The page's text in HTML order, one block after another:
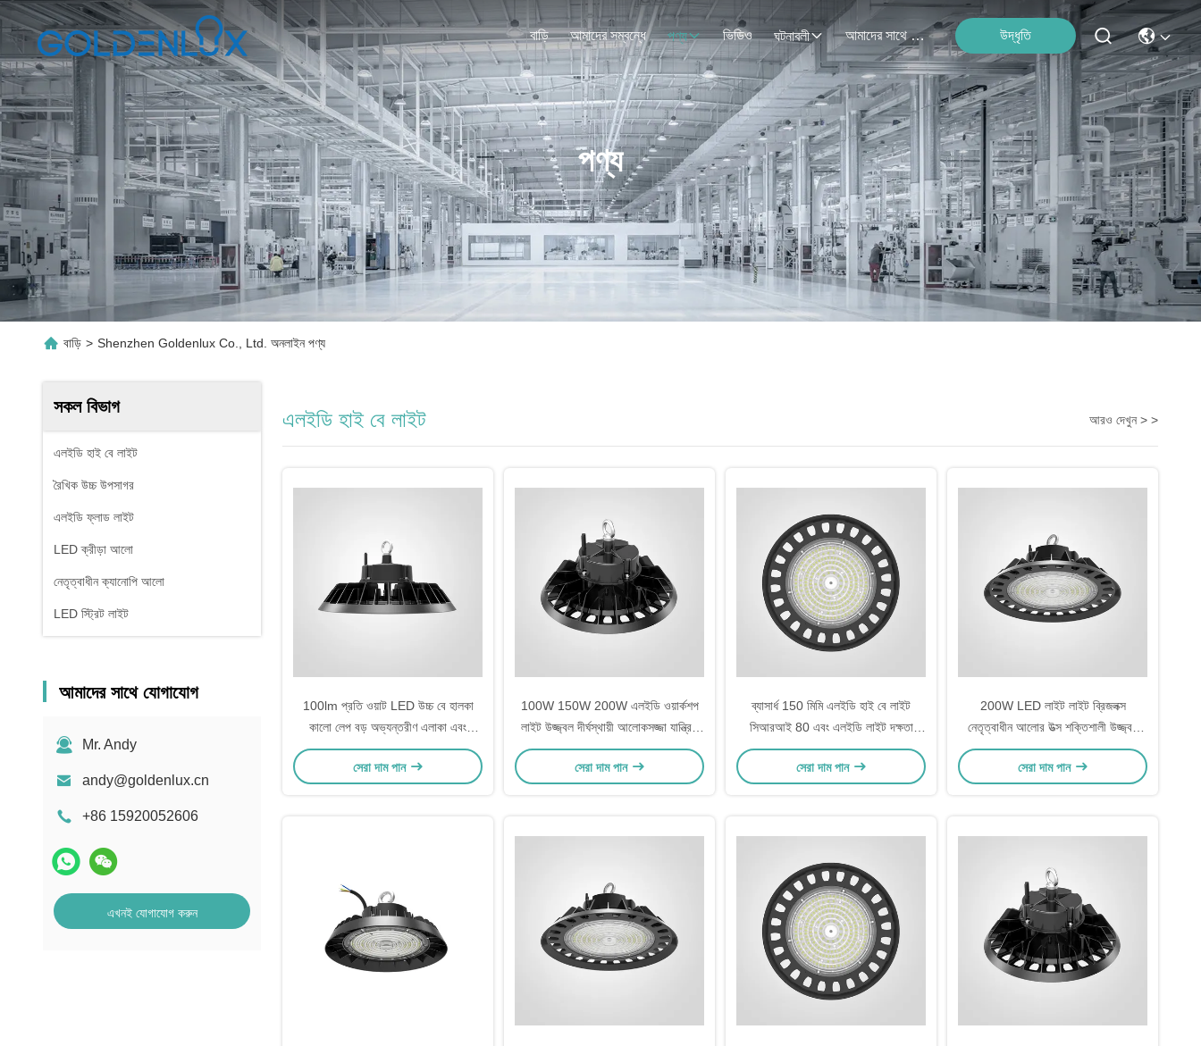
বাড়ি আমাদের সম্বন্ধে পণ্য ভিডিও ঘটনাবলী আমাদের সাথে যোগাযোগ উদ্ধৃতি
পণ্য
বাড়ি > Shenzhen Goldenlux Co., Ltd. অনলাইন পণ্য
সকল বিভাগ
এলইডি হাই বে লাইট
রৈখিক উচ্চ উপসাগর
এলইডি ফ্লাড লাইট
LED ক্রীড়া আলো
নেতৃত্বাধীন ক্যানোপি আলো
LED স্ট্রিট লাইট
আমাদের সাথে যোগাযোগ
Mr. Andy
andy@goldenlux.cn
+86 15920052606
এখনই যোগাযোগ করুন
এলইডি হাই বে লাইট আরও দেখুন > >
100lm প্রতি ওয়াট LED উচ্চ বে হালকা
কালো লেপ বড় অভ্যন্তরীণ এলাকা এবং
কারখানা জন্য নিখুঁত অপারেটিং থেকে বিয়োগ
20 থেকে 50 ডিগ্রী সেলসিয়াস
সেরা দাম পান
100W 150W 200W এলইডি ওয়ার্কশপ
লাইট উজ্জ্বল দীর্ঘস্থায়ী আলোকসজ্জা যান্ত্রিক
কর্মশালা এবং উত্পাদন এলাকার জন্য নিখুঁত
সেরা দাম পান
ব্যাসার্ধ 150 মিমি এলইডি হাই বে লাইট
সিআরআই 80 এবং এলইডি লাইট দক্ষতা
120lm প্রতি ওয়াট বাণিজ্যিক আলো
অ্যাপ্লিকেশন জন্য উপযুক্ত
সেরা দাম পান
200W LED লাইট লাইট ব্রিজলক্স
নেতৃত্বাধীন আলোর উত্স শক্তিশালী উজ্জ্বল
আলো শিল্প সাইট এবং বড় স্থান জন্য উপযুক্ত
সেরা দাম পান